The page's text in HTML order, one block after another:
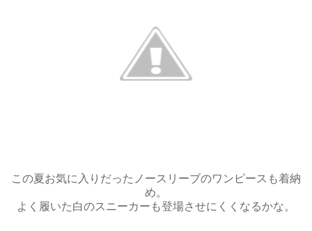
この夏お気に入りだったノースリーブのワンピースも着納
め。
よく履いた白のスニーカーも登場させにくくなるかな。